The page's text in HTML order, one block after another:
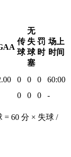
传
球
无
失
球
塞
罚
时
场上
时间
0 0 0
60:00
0 0 0
-
= 60 分 × 失球 /